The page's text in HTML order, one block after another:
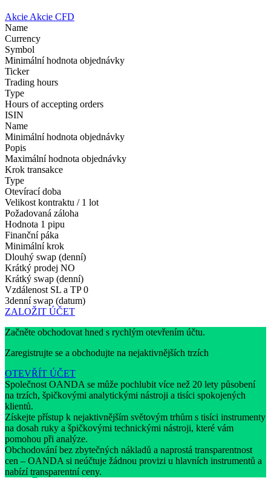
Akcie Akcie CFD
Name
Currency
Symbol
Minimální hodnota objednávky
Ticker
Trading hours
Type
Hours of accepting orders
ISIN
Name
Minimální hodnota objednávky
Popis
Maximální hodnota objednávky
Krok transakce
Type
Otevírací doba
Velikost kontraktu / 1 lot
Požadovaná záloha
Hodnota 1 pipu
Finanční páka
Minimální krok
Dlouhý swap (denní)
Krátký prodej NO
Krátký swap (denní)
Vzdálenost SL a TP 0
3denní swap (datum)
ZALOŽIT ÚČET
Začněte obchodovat hned s rychlým otevřením účtu.
Zaregistrujte se a obchodujte na nejaktivnějších trzích
OTEVŘÍT ÚČET
Společnost OANDA se může pochlubit více než 20 lety působení
na trzích, špičkovými analytickými nástroji a tisíci spokojených
klientů.
Získejte přístup k nejaktivnějším světovým trhům s tisíci instrumenty
na dosah ruky a špičkovými technickými nástroji, které vám
pomohou při analýze.
Obchodování bez zbytečných nákladů a naprostá transparentnost
cen – OANDA si neúčtuje žádnou provizi u hlavních instrumentů a
nabízí transparentní ceny.